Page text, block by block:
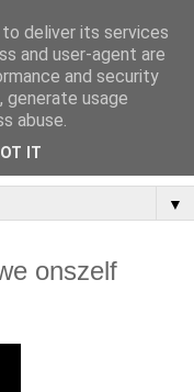
▼
onszelf
deliver its services
and user-agent are
and security
usage
abuse.
IT